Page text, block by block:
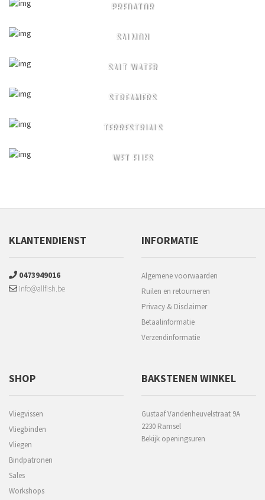
PREDATOR
SALMON
SALT WATER
STREAMERS
TERRESTRIALS
WET FLIES
KLANTENDIENST
0473949016
info@allfish.be
INFORMATIE
Algemene voorwaarden
Ruilen en retourneren
Privacy & Disclaimer
Betaalinformatie
Verzendinformatie
SHOP
Vliegvissen
Vliegbinden
Vliegen
Bindpatronen
Sales
Workshops
BAKSTENEN WINKEL
Gustaaf Vandenheuvelstraat 9A
2230 Ramsel
Bekijk openingsuren